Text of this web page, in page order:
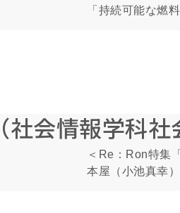
「持続可能な燃
社会情報学科
＜Re：Ron特集
本屋（小池真幸）